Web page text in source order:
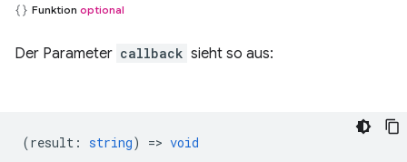
Funktion optional
Der Parameter callback sieht so aus:
(result : string) => void